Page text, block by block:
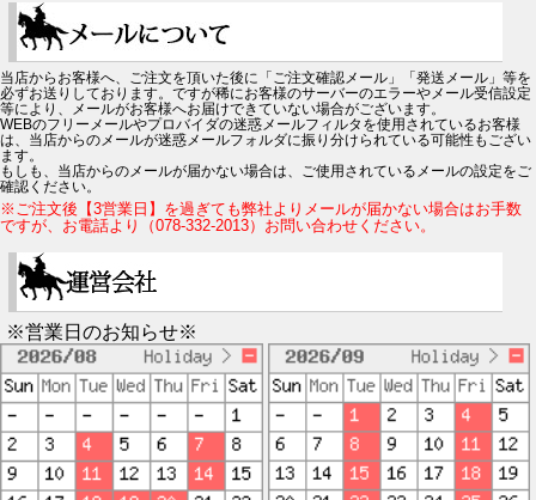
当店からお客様へ、ご注文を頂いた後に「ご注文確認メール」「発送メール」等を
必ずお送りしております。ですが稀にお客様のサーバーのエラーやメール受信設定
等により、メールがお客様へお届けできていない場合がございます。
WEBのフリーメールやプロバイダの迷惑メールフィルタを使用されているお客様
は、当店からのメールが迷惑メールフォルダに振り分けられている可能性もござい
ます。
もしも、当店からのメールが届かない場合は、ご使用されているメールの設定をご
確認ください。
※ご注文後【3営業日】を過ぎても弊社よりメールが届かない場合はお手数
ですが、お電話より（078-332-2013）お問い合わせください。
※営業日のお知らせ※